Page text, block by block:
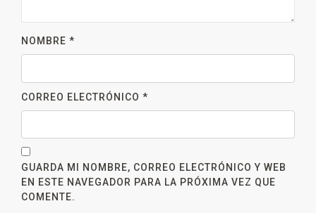
NOMBRE *
CORREO ELECTRÓNICO *
GUARDA MI NOMBRE, CORREO ELECTRÓNICO Y WEB
EN ESTE NAVEGADOR PARA LA PRÓXIMA VEZ QUE
COMENTE.